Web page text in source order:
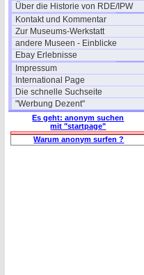
Über die Historie von RDE/IPW
Kontakt und Kommentar
Zur Museums-Werkstatt
andere Museen - Einblicke
Ebay Erlebnisse
Impressum
International Page
Die schnelle Suchseite
"Werbung Dezent"
Es geht: anonym suchen
mit "startpage"
Warum anonym surfen ?